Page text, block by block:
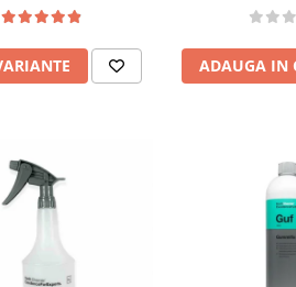
ADAUGA IN